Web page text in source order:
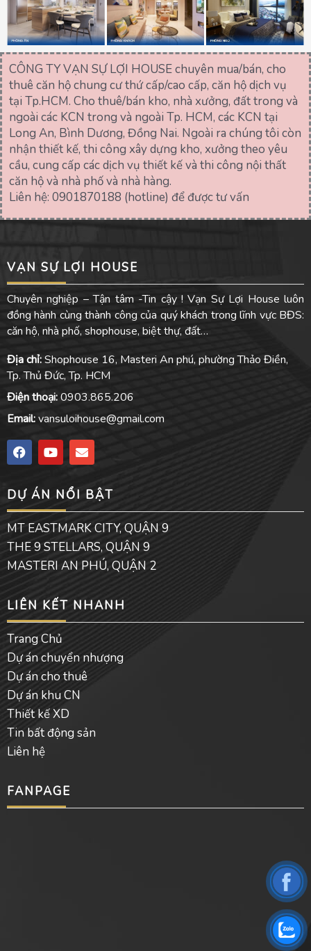
CÔNG TY VẠN SỰ LỢI HOUSE chuyên mua/bán, cho
thuê căn hộ chung cư thứ cấp/cao cấp, căn hộ dịch vụ
tại Tp.HCM. Cho thuê/bán kho, nhà xưởng, đất trong và
ngoài các KCN trong và ngoài Tp. HCM, các KCN tại
Long An, Bình Dương, Đồng Nai. Ngoài ra chúng tôi còn
nhận thiết kế, thi công xây dựng kho, xưởng theo yêu
cầu, cung cấp các dịch vụ thiết kế và thi công nội thất
căn hộ và nhà phố và nhà hàng.
Liên hệ: 0901870188 (hotline) để được tư vấn
VẠN SỰ LỢI HOUSE
Chuyên nghiệp – Tận tâm -Tin cậy ! Vạn Sự Lợi House luôn
đồng hành cùng thành công của quý khách trong lĩnh vực BĐS:
căn hộ, nhà phố, shophouse, biệt thự, đất…
Địa chỉ:Shophouse 16, Masteri An phú, phường Thảo Điền,
Tp. Thủ Đức, Tp. HCM
Điện thoại:0903.865.206
Email:vansuloihouse@gmail.com
F
a
c
b
o
o
k
Y
o
u
u
b
e
E
n
v
o
p
e
DỰ ÁN NỔI BẬT
MT EASTMARK CITY, QUẬN 9
THE 9 STELLARS, QUẬN 9
MASTERI AN PHÚ, QUẬN 2
LIÊN KẾT NHANH
Trang Chủ
Dự án chuyển nhượng
Dự án cho thuê
Dự án khu CN
Thiết kế XD
Tin bất động sản
Liên hệ
FANPAGE